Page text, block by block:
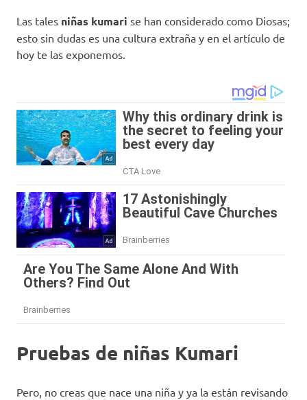
Las tales niñas kumari se han considerado como Diosas;
esto sin dudas es una cultura extraña y en el artículo de
hoy te las exponemos.
Pruebas de niñas Kumari
Pero, no creas que nace una niña y ya la están revisando